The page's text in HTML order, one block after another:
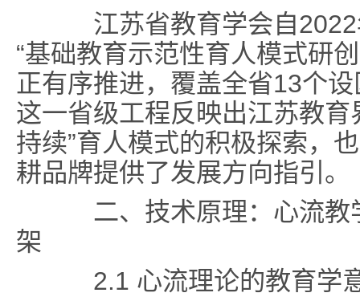
江苏省教育学会自2022
“基础教育示范性育人模式研
正有序推进，覆盖全省13个
这一省级工程反映出江苏教
持续”育人模式的积极探索，
耕品牌提供了发展方向指引。
二、技术原理：心流教
架
2.1 心流理论的教育学